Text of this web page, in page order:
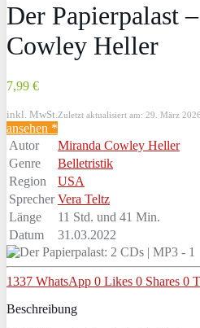
Der Papierpalast
Cowley Heller
7,99 €
inkl. MwSt. Zuletzt aktualisiert am: 29. März
ansehen *
Autor
Miranda Cowley Heller
Genre
Belletristik
Region
USA
Sprecher Vera Teltz
Länge
11 Std. und 41 Min.
Datum
31.03.2022
1337 WhatsApp 0 Likes 0 Shares 0
Beschreibung